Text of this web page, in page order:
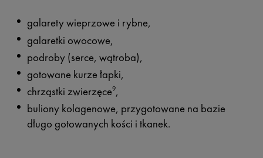
galarety wieprzowe i rybne,
galaretki owocowe,
podroby (serce, wątroba),
gotowane kurze łapki,
chrząstki zwierzęce9,
buliony kolagenowe, przygotowane na bazie
długo gotowanych kości i tkanek.